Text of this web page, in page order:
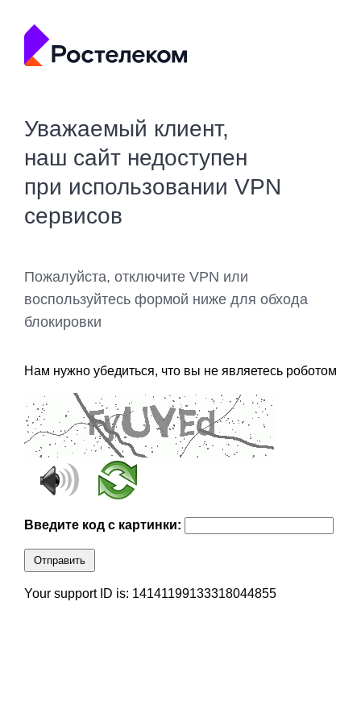
Уважаемый клиент,
наш сайт недоступен
при использовании VPN
сервисов
Пожалуйста, отключите VPN или
воспользуйтесь формой ниже для обхода
блокировки
Нам нужно убедиться, что вы не являетесь роботом
Введите код с картинки:
Отправить
Your support ID is: 14141199133318044855